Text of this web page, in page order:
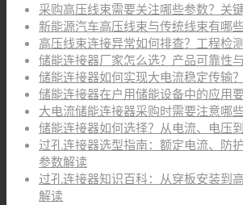
采购高压线束需要关注哪些参数？关
新能源汽车高压线束与传统线束有哪些
高压线束连接异常如何排查？工程检
储能连接器厂家怎么选？产品可靠性
储能连接器如何实现大电流稳定传输
储能连接器在户用储能设备中的应用
大电流储能连接器采购时需要注意哪些
储能连接器如何选择？从电流、电压
过孔连接器选型指南：额定电流、防
参数解读
过孔连接器知识百科：从穿板安装到
解读